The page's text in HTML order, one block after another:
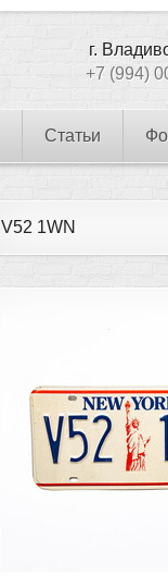
г.
+7 (994)
Статьи
V52 1WN